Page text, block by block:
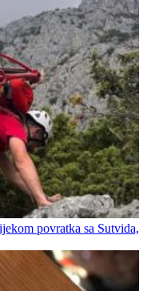
povratka sa Sutvida,